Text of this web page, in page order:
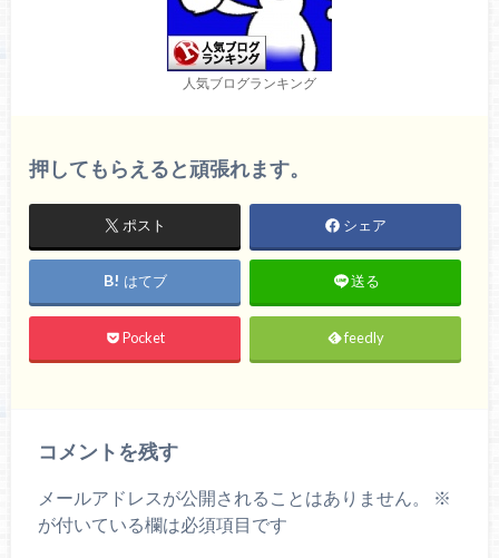
人気ブログランキング
押してもらえると頑張れます。
ポスト シェア
はてブ 送る
Pocket feedly
コメントを残す
メールアドレスが公開されることはありません。
※
が付いている欄は必須項目です